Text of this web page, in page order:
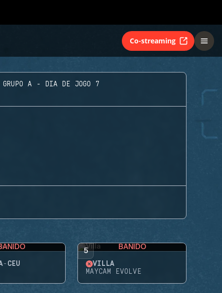
Co-streaming
GRUPO A - DIA DE JOGO 7
CÉU
5 BANIDO
VILLA
MAYCAM EVOLVE